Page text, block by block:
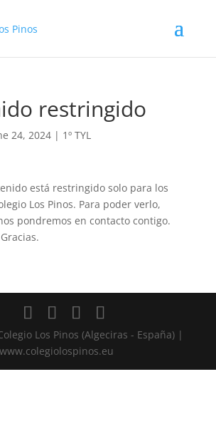
restringido
24, 2024| 1º TYL
está restringido solo para los
Los Pinos. Para poder verlo,
pondremos en contacto contigo.
Los Pinos (Algeciras - España) |
www.colegiolospinos.eu